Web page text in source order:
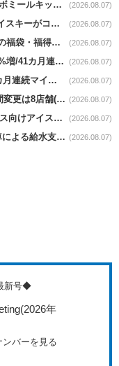
オイシックスnews｜スノーピークとのコラボミールキット8/13発売 (2026.08.07)
OICグループnews｜グループ酒造会社のウイスキーがコンペティション受賞 (2026.08.07)
PLANTnews｜お盆向けごちそう商品と｢夏の福袋・福得カート｣8/8から開催 (2026.08.07)
リテールパートナーズnews｜7月既存店1.5%増/41カ月連続増 (2026.08.07)
MrMax news｜7月既存店売上高1.6％減､2カ月連続マイナス (2026.08.07)
イオン九州news｜熊本地震による休業､時間変更は8店舗(8/7時点) (2026.08.07)
青山商事news｜6時間冷たさが持続｢ビジネス向けアイスベスト｣発売 (2026.08.07)
ローソンnews｜｢熊本地震｣/店舗への散水車による給水支援を開始 (2026.08.07)
新号◆
(2026年
ンバーを見る